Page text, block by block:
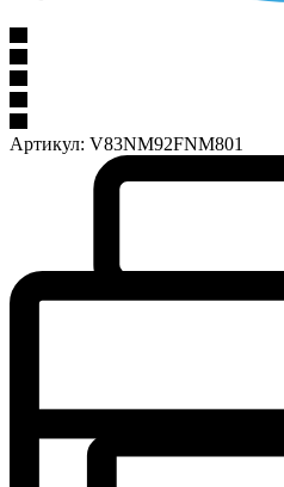
Артикул: V83NM92FNM801